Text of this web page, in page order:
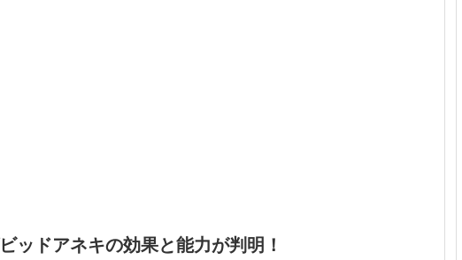
ッドアネキの効果と能力が判明！